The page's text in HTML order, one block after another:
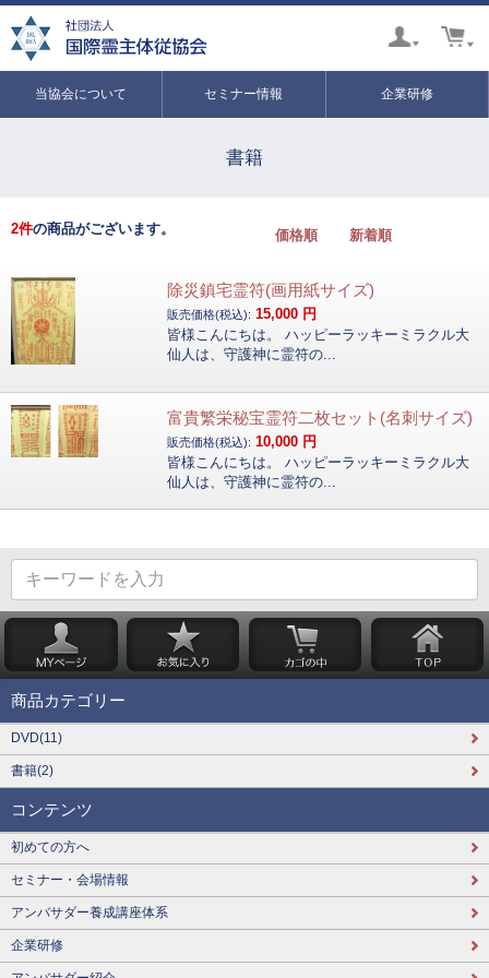
当協会について セミナー情報 企業研修
書籍
2件の商品がございます。 価格順 新着順
除災鎮宅霊符(画用紙サイズ)
販売価格(税込): 15,000 円
皆様こんにちは。 ハッピーラッキーミラクル大
仙人は、守護神に霊符の...
富貴繁栄秘宝霊符二枚セット(名刺サイズ)
販売価格(税込): 10,000 円
皆様こんにちは。 ハッピーラッキーミラクル大
仙人は、守護神に霊符の...
商品カテゴリー
DVD(11)
書籍(2)
コンテンツ
初めての方へ
セミナー・会場情報
アンバサダー養成講座体系
企業研修